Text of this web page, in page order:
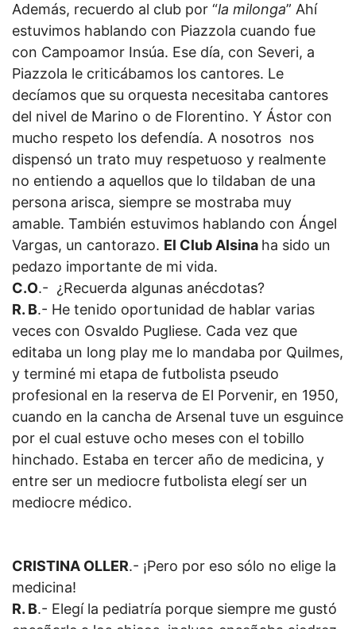
Además, recuerdo al club por “la milonga” Ahí
estuvimos hablando con Piazzola cuando fue
con Campoamor Insúa. Ese día, con Severi, a
Piazzola le criticábamos los cantores. Le
decíamos que su orquesta necesitaba cantores
del nivel de Marino o de Florentino. Y Ástor con
mucho respeto los defendía. A nosotros nos
dispensó un trato muy respetuoso y realmente
no entiendo a aquellos que lo tildaban de una
persona arisca, siempre se mostraba muy
amable. También estuvimos hablando con Ángel
Vargas, un cantorazo. El Club Alsina ha sido un
pedazo importante de mi vida.
C.O.- ¿Recuerda algunas anécdotas?
R. B.- He tenido oportunidad de hablar varias
veces con Osvaldo Pugliese. Cada vez que
editaba un long play me lo mandaba por Quilmes,
y terminé mi etapa de futbolista pseudo
profesional en la reserva de El Porvenir, en 1950,
cuando en la cancha de Arsenal tuve un esguince
por el cual estuve ocho meses con el tobillo
hinchado. Estaba en tercer año de medicina, y
entre ser un mediocre futbolista elegí ser un
mediocre médico.
CRISTINA OLLER.- ¡Pero por eso sólo no elige la
medicina!
R. B.- Elegí la pediatría porque siempre me gustó